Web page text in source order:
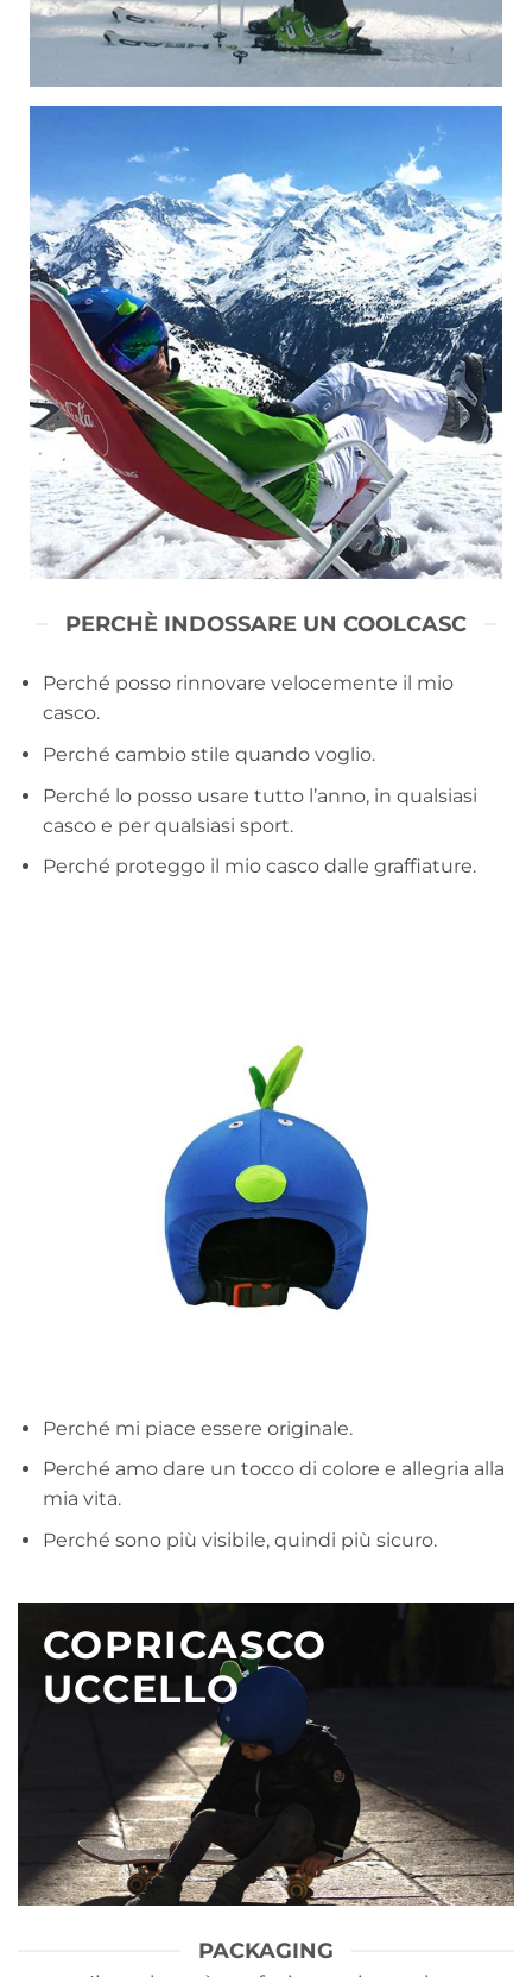
PERCHÈ INDOSSARE UN COOLCASC
Perché posso rinnovare velocemente il mio
casco.
Perché cambio stile quando voglio.
Perché lo posso usare tutto l’anno, in qualsiasi
casco e per qualsiasi sport.
Perché proteggo il mio casco dalle graffiature.
Perché mi piace essere originale.
Perché amo dare un tocco di colore e allegria alla
mia vita.
Perché sono più visibile, quindi più sicuro.
COPRICASCO
UCCELLO
PACKAGING